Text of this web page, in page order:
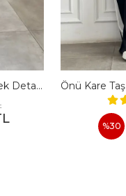
Polo Yaka Çizgili Gömlek Detaylı Takım
%30